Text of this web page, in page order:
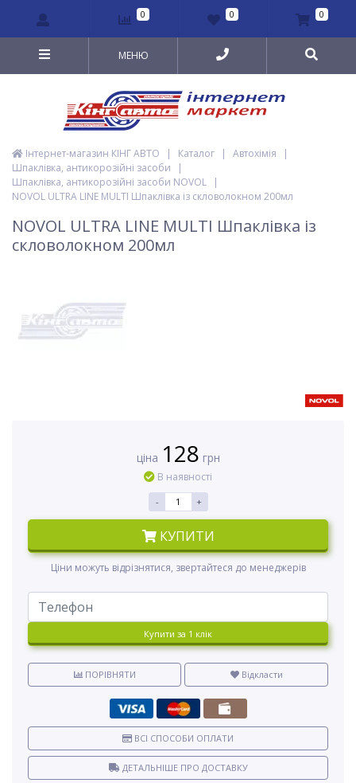
0 0 0
МЕНЮ
Інтернет-магазин КІНГ АВТО | Каталог | Автохімія
|
Шпаклівка, антикорозійні засоби
|
Шпаклівка, антикорозійні засоби NOVOL
|
NOVOL ULTRA LINE MULTI Шпаклівка із скловолокном 200мл
NOVOL ULTRA LINE MULTI Шпаклівка із
скловолокном 200мл
ціна 128 грн
В наявності
- +
КУПИТИ
Ціни можуть відрізнятися, звертайтеся до менеджерів
Купити за 1 клiк
ПОРІВНЯТИ Відкласти
ВСІ СПОСОБИ ОПЛАТИ
ДЕТАЛЬНІШЕ ПРО ДОСТАВКУ